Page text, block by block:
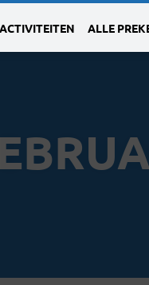
ACTIVITEITEN ALLE